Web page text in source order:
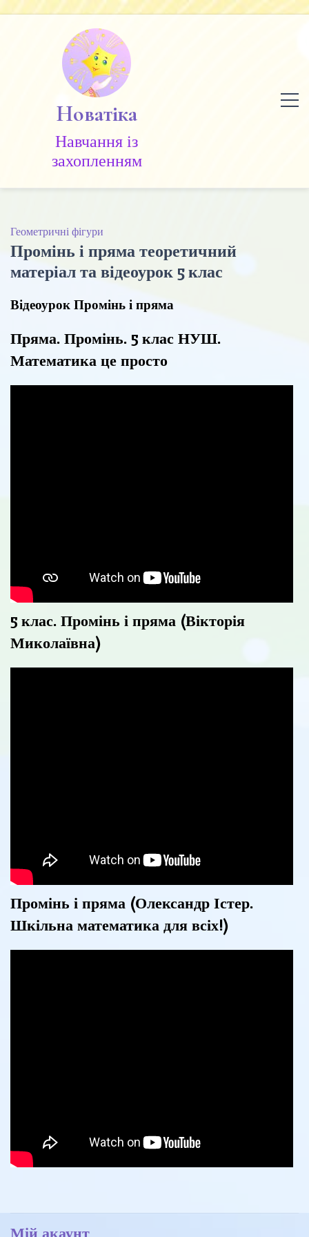
Новатіка
Навчання із
захопленням
Геометричні фігури
Промінь і пряма теоретичний
матеріал та відеоурок 5 клас
Відеоурок Промінь і пряма
Пряма. Промінь. 5 клас НУШ.
Математика це просто
5 клас. Промінь і пряма (Вікторія
Миколаївна)
Промінь і пряма (Олександр Істер.
Шкільна математика для всіх!)
Мій акаунт